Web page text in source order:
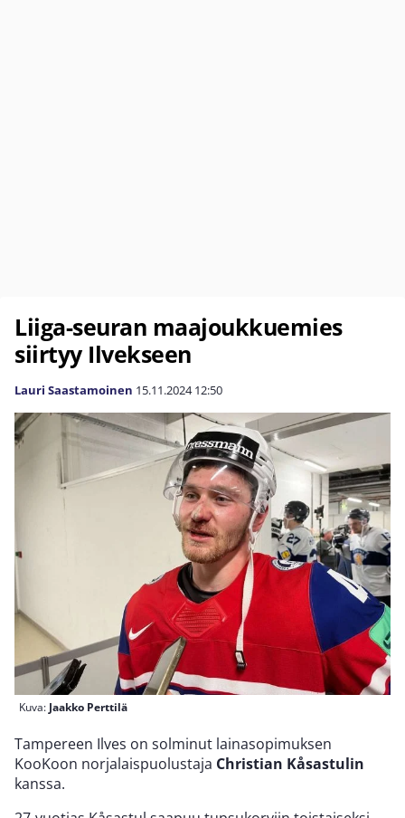
Liiga-seuran maajoukkuemies
siirtyy Ilvekseen
Lauri Saastamoinen 15.11.2024 12:50
Kuva: Jaakko Perttilä
Tampereen Ilves on solminut lainasopimuksen
KooKoon norjalaispuolustaja Christian Kåsastulin
kanssa.